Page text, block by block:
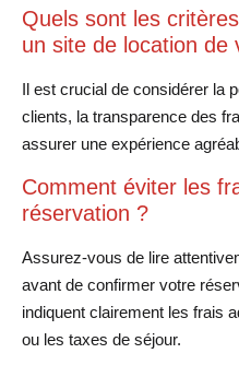
Quels sont les
un site de location de
Il est crucial de considérer la
clients, la transparence des
assurer une expérience
Comment éviter les
réservation ?
Assurez-vous de lire
avant de confirmer votre
indiquent clairement les frais
ou les taxes de séjour.